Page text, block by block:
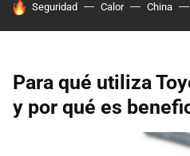
HOY SE HABLA DE
Seguridad Calor China
Para qué utiliza
y por qué es